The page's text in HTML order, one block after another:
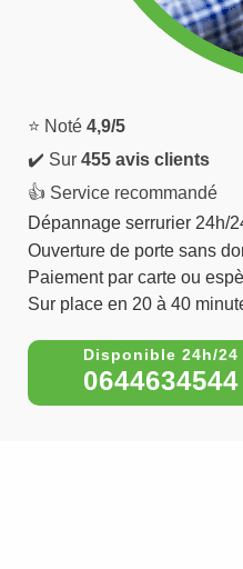
⭐ Noté 4,9/5
✔️ Sur 455 avis clients
👍 Service recommandé
Dépannage serrurier 24h/
Ouverture de porte sans
Paiement par carte ou
Sur place en 20 à 40
0644634544